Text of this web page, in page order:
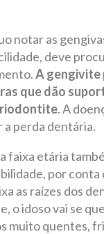
notar as
deve
A gengivite
que dão
. A
a perda dentária.
faixa etária
por
as raízes dos
o idoso vai se
muito quentes,